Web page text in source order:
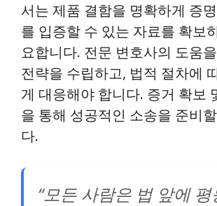
서는 제품 결함을 명확하게 증
를 입증할 수 있는 자료를 확보
요합니다. 전문 변호사의 도움
전략을 수립하고, 법적 절차에
게 대응해야 합니다. 증거 확보
을 통해 성공적인 소송을 준비
다.
“모든 사람은 법 앞에 평